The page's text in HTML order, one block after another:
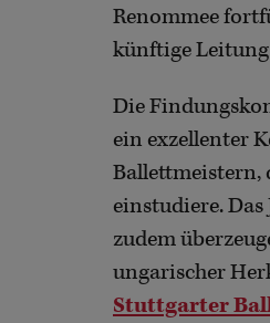
Renommee
künftige Leitung
Die
ein exzellenter
Ballettmeistern,
einstudiere.
zudem
ungarischer
Stuttgarter